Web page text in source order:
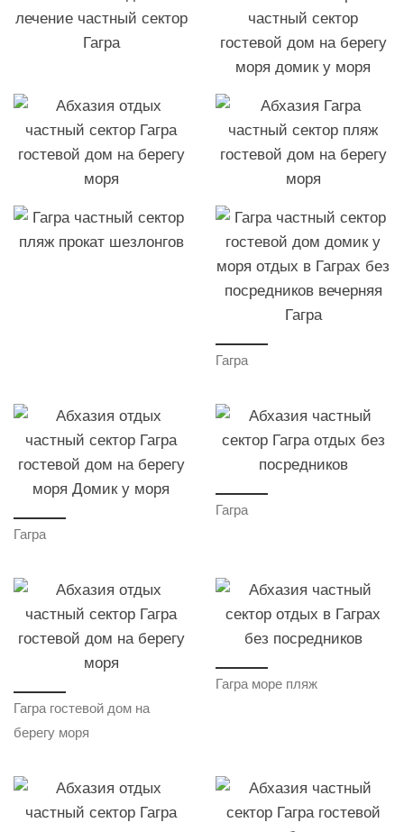
Гагра
Гагра
Гагра
Гагра гостевой дом на
берегу моря
Гагра море пляж